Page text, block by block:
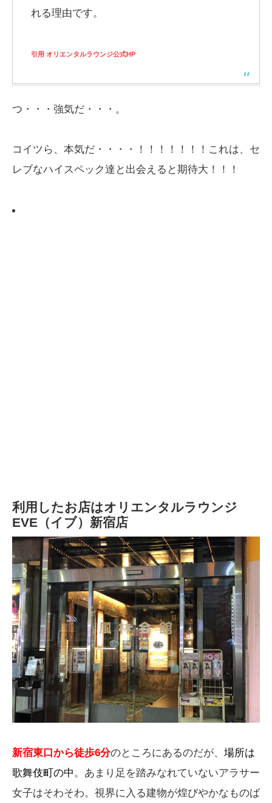
れる理由です。
引用 オリエンタルラウンジ公式HP
つ・・・強気だ・・・。
コイツら、本気だ・・・・！！！！！！！これは、セ
レブなハイスペック達と出会えると期待大！！！
利用したお店はオリエンタルラウンジ
EVE（イブ）新宿店
新宿東口から徒歩6分のところにあるのだが、 場所は
歌舞伎町の中
。あまり足を踏みなれていないアラサー
女子はそわそわ。視界に入る建物が煌びやかなものば